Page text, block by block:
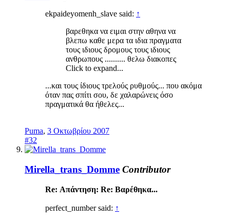
ekpaideyomenh_slave said: ↑
βαρεθηκα να ειμαι στην αθηνα να
βλεπω καθε μερα τα ιδια πραγματα
τους ιδιους δρομους τους ιδιους
ανθρωπους .......... θελω διακοπες
Click to expand...
...και τους ίδιους τρελούς ρυθμούς... που ακόμα
όταν πας σπίτι σου, δε χαλαρώνεις όσο
πραγματικά θα ήθελες...
Puma, 3 Οκτωβρίου 2007
#32
Mirella_trans_Domme Contributor
Re: Απάντηση: Re: Βαρέθηκα...
perfect_number said: ↑